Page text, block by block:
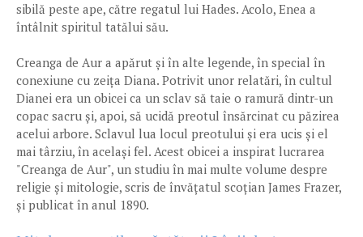
sibilă peste ape, către regatul lui Hades. Acolo, Enea a
întâlnit spiritul tatălui său.
Creanga de Aur a apărut și în alte legende, în special în
conexiune cu zeița Diana. Potrivit unor relatări, în cultul
Dianei era un obicei ca un sclav să taie o ramură dintr-un
copac sacru și, apoi, să ucidă preotul însărcinat cu păzirea
acelui arbore. Sclavul lua locul preotului și era ucis și el
mai târziu, în același fel. Acest obicei a inspirat lucrarea
"Creanga de Aur", un studiu în mai multe volume despre
religie și mitologie, scris de învățatul scoțian James Frazer,
și publicat în anul 1890.